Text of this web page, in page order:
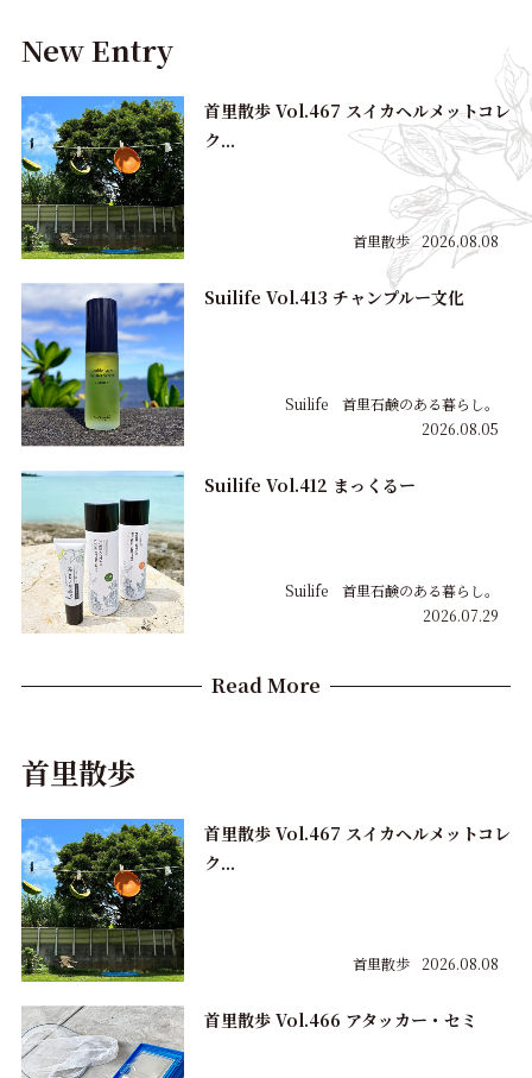
New Entry
首里散歩 Vol.467 スイカヘルメットコレ
ク...
首里散歩 2026.08.08
Suilife Vol.413 チャンプルー文化
Suilife 首里石鹸のある暮らし。
2026.08.05
Suilife Vol.412 まっくるー
Suilife 首里石鹸のある暮らし。
2026.07.29
Read More
首里散歩
首里散歩 Vol.467 スイカヘルメットコレ
ク...
首里散歩 2026.08.08
首里散歩 Vol.466 アタッカー・セミ